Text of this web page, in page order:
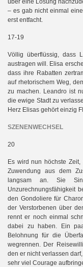
– es gab nicht einmal
erst entfacht.
17-19
Völlig überflüssig, dass
austragen will. Elisa
dass ihre Rabatten
auf rhetorischem Weg,
zu machen. Leandro ist
die ewige Stadt zu
Herz Elisas gehört einzig
SZENENWECHSEL
20
Es wird nun höchste
Zuwendung aus dem
langsam an. Sie
Unzurechnungsfähigkeit
den Gondoliere für
der Verstorbenen über
rennt er noch einmal
dabei zu haben. Ein
Belohnung für die
wegrennen. Der
den er nicht verlassen
sehr viel Courage